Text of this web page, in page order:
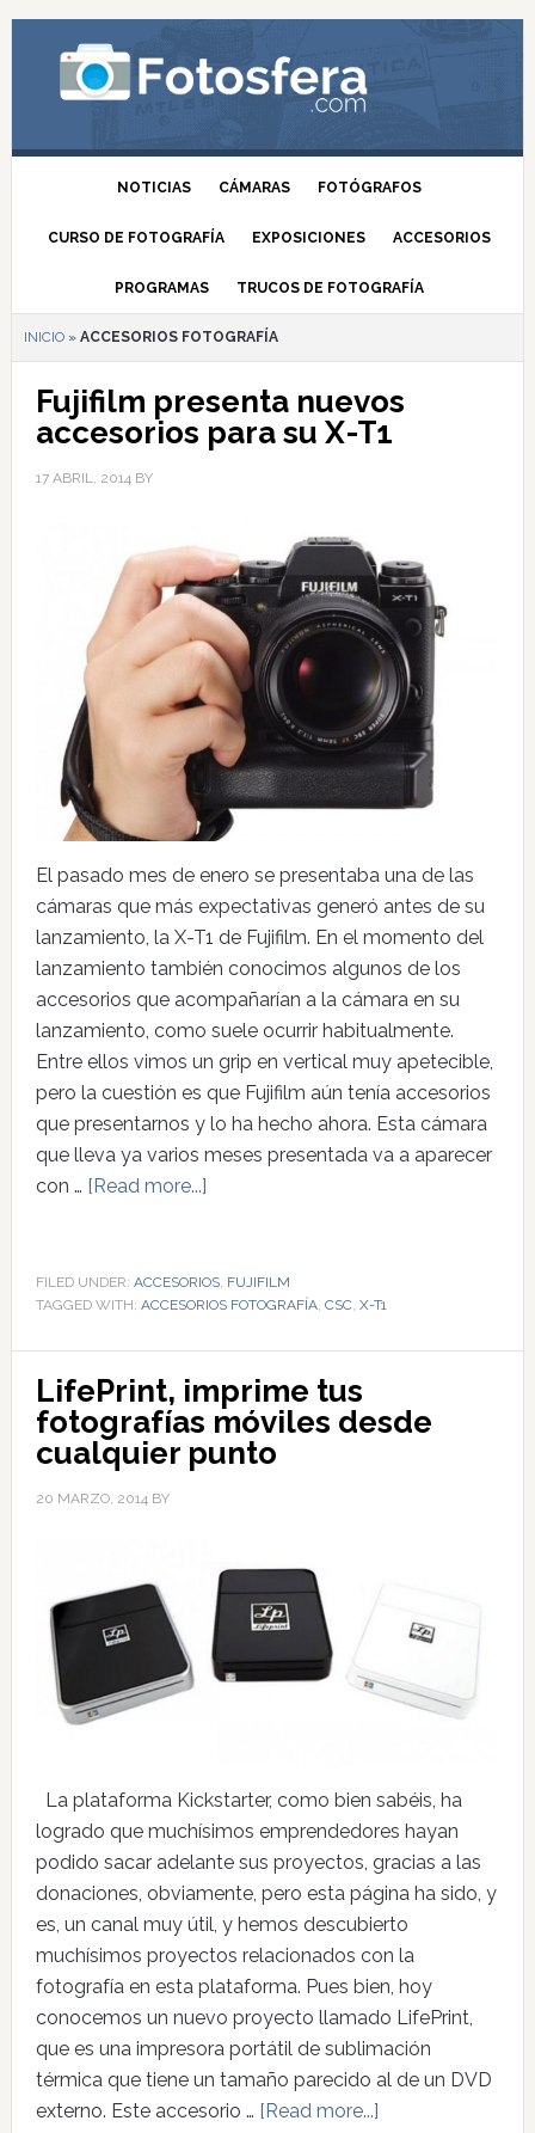
NOTICIAS CÁMARAS FOTÓGRAFOS
CURSO DE FOTOGRAFÍA EXPOSICIONES ACCESORIOS
PROGRAMAS TRUCOS DE FOTOGRAFÍA
INICIO» ACCESORIOS FOTOGRAFÍA
Fujifilm presenta nuevos
accesorios para su X-T1
17 ABRIL, 2014BY
El pasado mes de enero se presentaba una de las
cámaras que más expectativas generó antes de su
lanzamiento, la X-T1 de Fujifilm. En el momento del
lanzamiento también conocimos algunos de los
accesorios que acompañarían a la cámara en su
lanzamiento, como suele ocurrir habitualmente.
Entre ellos vimos un grip en vertical muy apetecible,
pero la cuestión es que Fujifilm aún tenía accesorios
que presentarnos y lo ha hecho ahora. Esta cámara
que lleva ya varios meses presentada va a aparecer
con … [Read more...]
FILED UNDER: ACCESORIOS, FUJIFILM
TAGGED WITH: ACCESORIOS FOTOGRAFÍA, CSC, X-T1
LifePrint, imprime tus
fotografías móviles desde
cualquier punto
20 MARZO, 2014 BY
La plataforma Kickstarter, como bien sabéis, ha
logrado que muchísimos emprendedores hayan
podido sacar adelante sus proyectos, gracias a las
donaciones, obviamente, pero esta página ha sido, y
es, un canal muy útil, y hemos descubierto
muchísimos proyectos relacionados con la
fotografía en esta plataforma. Pues bien, hoy
conocemos un nuevo proyecto llamado LifePrint,
que es una impresora portátil de sublimación
térmica que tiene un tamaño parecido al de un DVD
externo. Este accesorio … [Read more...]